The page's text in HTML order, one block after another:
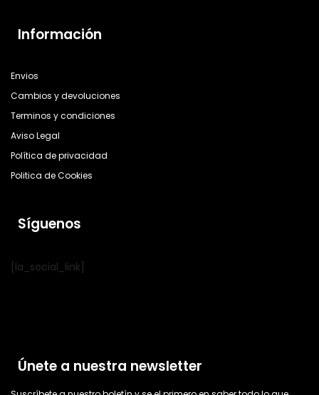
Información
Envios
Cambios y devoluciones
Terminos y condiciones
Aviso Legal
Política de privacidad
Politica de Cookies
Síguenos
[la_social_link]
Únete a nuestra newsletter